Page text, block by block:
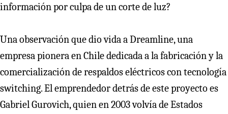
información por culpa de un corte de luz?
Una observación que dio vida a Dreamline, una
empresa pionera en Chile dedicada a la fabricación y la
comercialización de respaldos eléctricos con tecnología
switching. El emprendedor detrás de este proyecto es
Gabriel Gurovich, quien en 2003 volvía de Estados